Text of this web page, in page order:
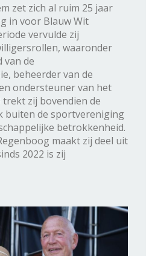
zet zich al ruim 25 jaar
in voor Blauw Wit
vervulde zij
waaronder
van de
beheerder van de
ondersteuner van het
trekt zij bovendien de
buiten de sportvereniging
betrokkenheid.
maakt zij deel uit
2022 is zij